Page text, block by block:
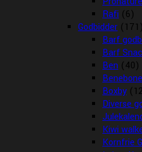
Rafi (6)
Godbidder (171)
Barf
Barf
Ben (40)
Benebone
Boxby
Diverse
Kiwi
Kornfrie